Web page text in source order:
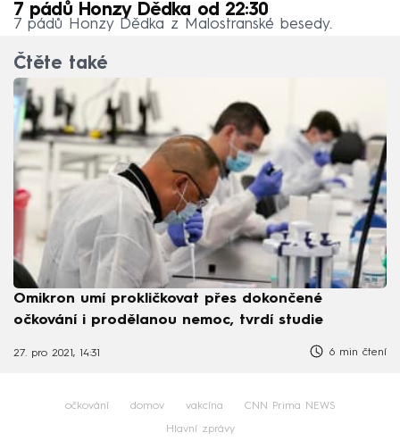
7 pádů Honzy Dědka od 22:30
7 pádů Honzy Dědka z Malostranské besedy.
Čtěte také
Omikron umí prokličkovat přes dokončené
očkování i prodělanou nemoc, tvrdí studie
27. pro 2021, 14:31 6 min čtení
očkování domov vakcína CNN Prima NEWS
Hlavní zprávy